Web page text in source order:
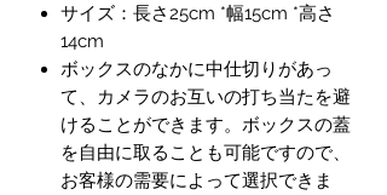
サイズ：長さ25cm *幅15cm *高さ
14cm
ボックスのなかに中仕切りがあっ
て、カメラのお互いの打ち当たを避
けることができます。ボックスの蓋
を自由に取ることも可能ですので、
お客様の需要によって選択できま